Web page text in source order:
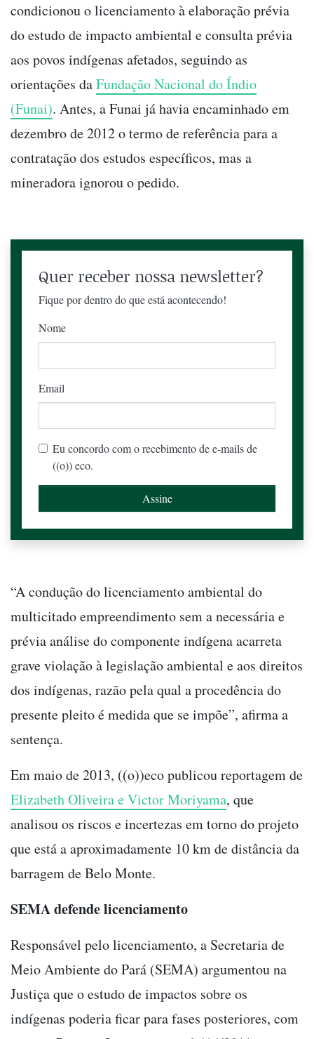
condicionou o licenciamento à elaboração prévia
do estudo de impacto ambiental e consulta prévia
aos povos indígenas afetados, seguindo as
orientações daFundação Nacional do Índio
(Funai). Antes, a Funai já havia encaminhado em
dezembro de 2012 o termo de referência para a
contratação dos estudos específicos, mas a
mineradora ignorou o pedido.
Quer receber nossa newsletter?
Fique por dentro do que está acontecendo!
Nome
Email
Eu concordo com o recebimento de e-mails de
((o)) eco.
“A condução do licenciamento ambiental do
multicitado empreendimento sem a necessária e
prévia análise do componente indígena acarreta
grave violação à legislação ambiental e aos direitos
dos indígenas, razão pela qual a procedência do
presente pleito é medida que se impõe”, afirma a
sentença.
Em maio de 2013, ((o))eco publicou reportagem de
Elizabeth Oliveira e Victor Moriyama, que
analisou os riscos e incertezas em torno do projeto
que está a aproximadamente 10 km de distância da
barragem de Belo Monte.
SEMA defende licenciamento
Responsável pelo licenciamento, a Secretaria de
Meio Ambiente do Pará (SEMA) argumentou na
Justiça que o estudo de impactos sobre os
indígenas poderia ficar para fases posteriores, com